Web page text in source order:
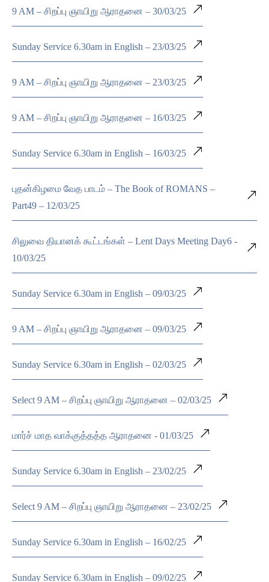
9 AM – சிறப்பு ஞாயிறு ஆராதனை – 30/03/25
Sunday Service 6.30am in English – 23/03/25
9 AM – சிறப்பு ஞாயிறு ஆராதனை – 23/03/25
9 AM – சிறப்பு ஞாயிறு ஆராதனை – 16/03/25
Sunday Service 6.30am in English – 16/03/25
புதன்கிழமை வேத பாடம் – The Book of ROMANS –
Part49 – 12/03/25
சிலுவை தியானக் கூட்டங்கள் – Lent Days Meeting Day6 -
10/03/25
Sunday Service 6.30am in English – 09/03/25
9 AM – சிறப்பு ஞாயிறு ஆராதனை – 09/03/25
Sunday Service 6.30am in English – 02/03/25
Select 9 AM – சிறப்பு ஞாயிறு ஆராதனை – 02/03/25
மார்ச் மாத வாக்குத்தத்த ஆராதனை - 01/03/25
Sunday Service 6.30am in English – 23/02/25
Select 9 AM – சிறப்பு ஞாயிறு ஆராதனை – 23/02/25
Sunday Service 6.30am in English – 16/02/25
Sunday Service 6.30am in English – 09/02/25